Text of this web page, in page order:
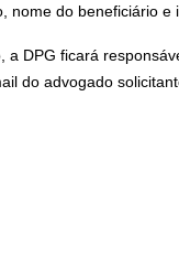
nome do beneficiário
a DPG ficará
do advogado